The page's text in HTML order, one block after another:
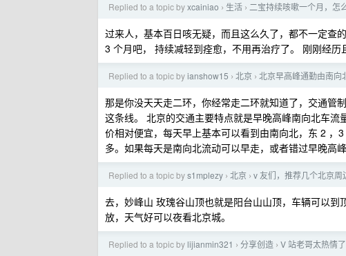
Replied to a topic byxcainiao › 生活 › 二宝持续咳嗽一个月，怎
过来人，基本百日咳无疑，而且这么久了，都不一定查
3 个月吧， 持续减轻到痊愈，不用再治疗了。 刚刚经历
Replied to a topic byianshow15 › 北京 › 北京早高峰通勤由南向
那是你没天天走二环，你经常走二环就知道了，交通管
这条线。 北京的交通主要特点就是早晚高峰南向北车
价相对便宜，每天早上基本可以看到由南向北，东 2
多。如果每天是南向北流动可以早走，或者错过早晚高
Replied to a topic bys1mplezy › 北京 › v 友们，推荐几个北京
去，妙峰山 玫瑰谷山顶也就是阳台山山顶，车辆可以
放，天气好可以夜看北京城。
Replied to a topic by lijianmin321 › 分享创造 › V 站老哥太热情